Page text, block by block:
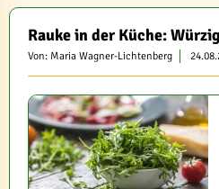
Rauke in der Küche:
Von: Maria Wagner-Lichtenberg